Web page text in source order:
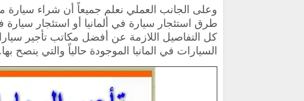
وعلى الجانب العملي نعلم جميعاً أن شراء
طرق استئجار سيارة في ألمانيا أو استئجار سيارة
كل التفاصيل اللازمة عن أفضل مكاتب تأجير
السيارات في المانيا الموجودة حالياً والتي ينصح بها.